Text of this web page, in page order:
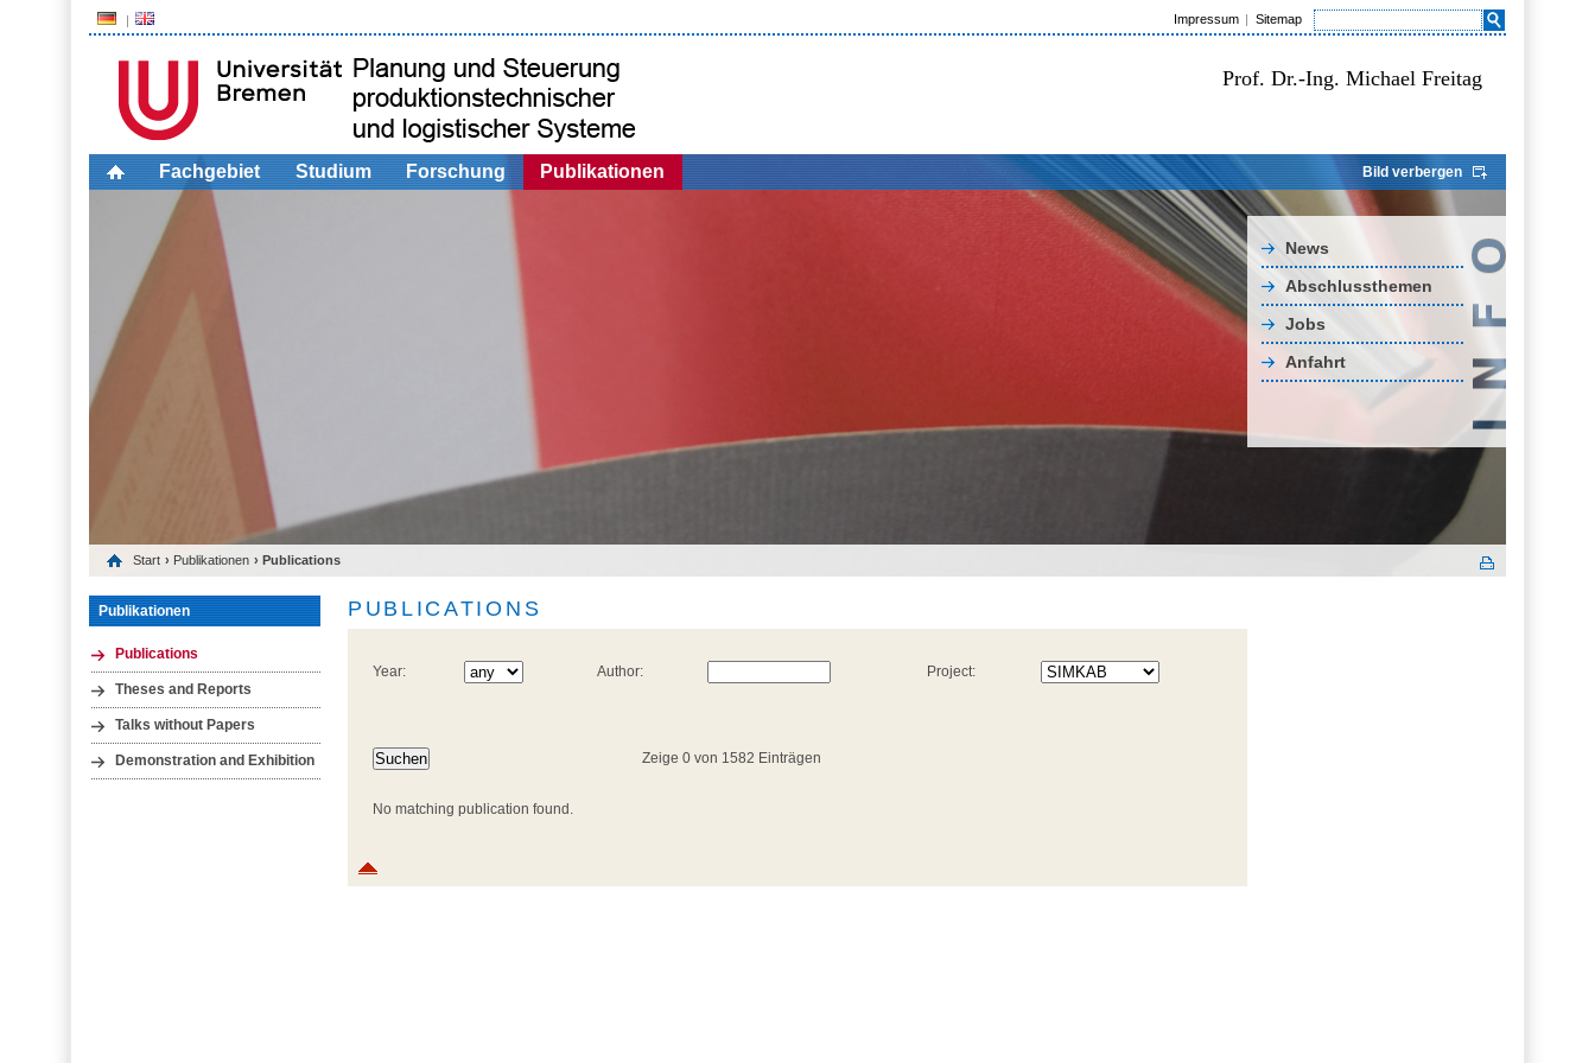
Impressum Sitemap
Prof. Dr.-Ing. Michael Freitag
Fachgebiet Studium Forschung Publikationen Bild verbergen
News
Abschlussthemen
Jobs
Anfahrt
Start › Publikationen › Publications
Publikationen
Publications
Theses and Reports
Talks without Papers
Demonstration and Exhibition
PUBLICATIONS
Year: Author: Project:
Zeige 0 von 1582 Einträgen
No matching publication found.